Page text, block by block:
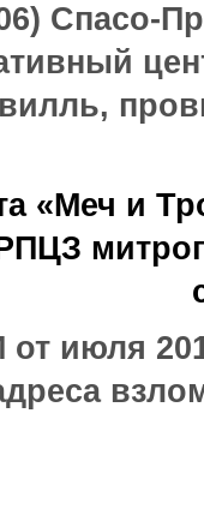
Спасо-
«Меч и
июля